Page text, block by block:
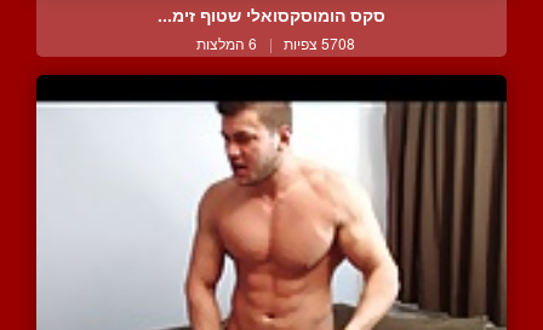
סקס הומוסקסואלי שטוף זימ...
5708 צפיות | 6 המלצות